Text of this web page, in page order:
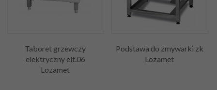
Taboret grzewczy
elektryczny elt.06
Lozamet
Podstawa do zmywarki zk
Lozamet